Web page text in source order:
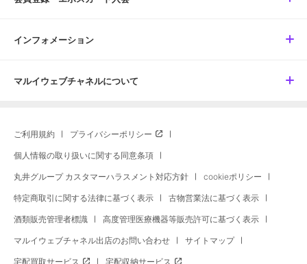
インフォメーション
マルイウェブチャネルについて
ご利用規約 プライバシーポリシー
個人情報の取り扱いに関する同意条項
丸井グループ カスタマーハラスメント対応方針 cookieポリシー
特定商取引に関する法律に基づく表示 古物営業法に基づく表示
酒類販売管理者標識 高度管理医療機器等販売許可に基づく表示
マルイウェブチャネル出店のお問い合わせ サイトマップ
宅配買取サービス 宅配収納サービス